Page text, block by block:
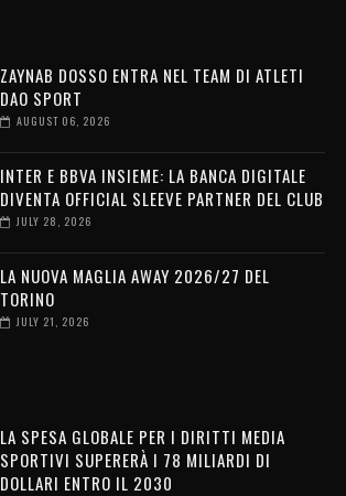
ZAYNAB DOSSO ENTRA NEL TEAM DI ATLETI
DAO SPORT
AUGUST 06, 2026
INTER E BBVA INSIEME: LA BANCA DIGITALE
DIVENTA OFFICIAL SLEEVE PARTNER DEL CLUB
JULY 28, 2026
LA NUOVA MAGLIA AWAY 2026/27 DEL
TORINO
JULY 21, 2026
LA SPESA GLOBALE PER I DIRITTI MEDIA
SPORTIVI SUPERERÀ I 78 MILIARDI DI
DOLLARI ENTRO IL 2030